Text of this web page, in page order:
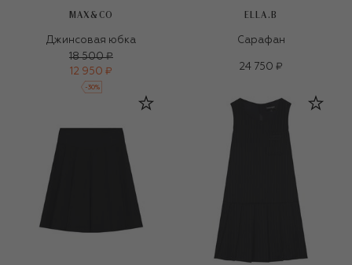
MAX&CO
Джинсовая юбка
18 500 ₽
12 950 ₽
-30%
ELLA.B
Сарафан
24 750 ₽